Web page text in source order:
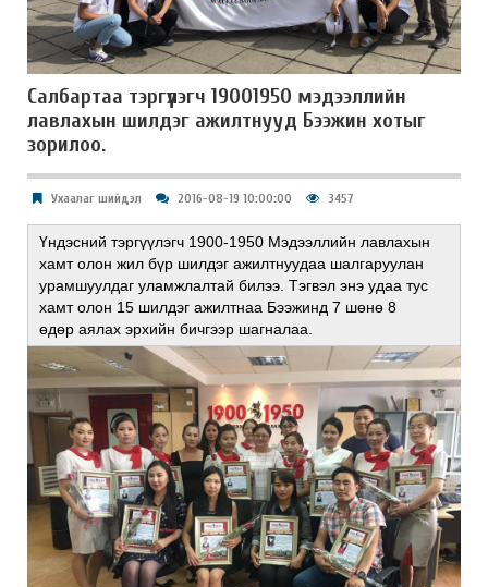
Салбартаа тэргүүлэгч 19001950 мэдээллийн
лавлахын шилдэг ажилтнууд Бээжин хотыг
зорилоо.
Ухаалаг шийдэл 2016-08-19 10:00:00 3457
Үндэсний тэргүүлэгч 1900-1950 Мэдээллийн лавлахын
хамт олон жил бүр шилдэг ажилтнуудаа шалгаруулан
урамшуулдаг уламжлалтай билээ. Тэгвэл энэ удаа тус
хамт олон 15 шилдэг ажилтнаа Бээжинд 7 шөнө 8
өдөр аялах эрхийн бичгээр шагналаа.